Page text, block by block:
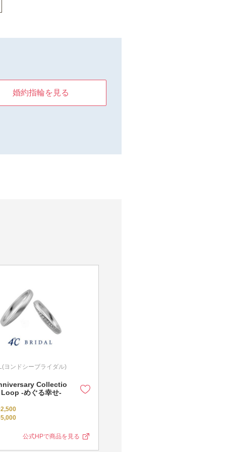
婚約指輪を見る
ヨンドシーブライダル)
Collectio
-めぐる幸せ-
公式HPで商品を見る